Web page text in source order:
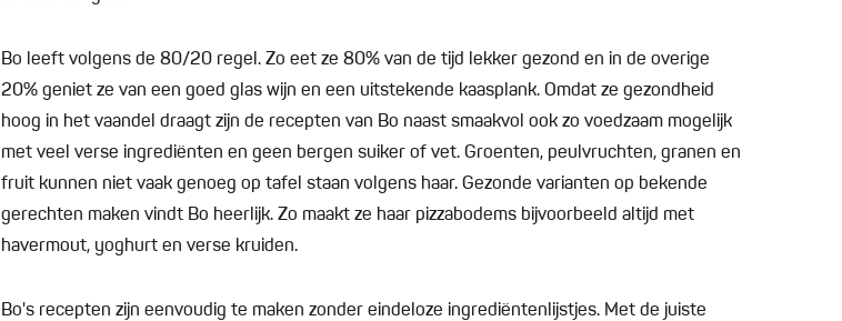
Bo leeft volgens de 80/20 regel. Zo eet ze 80% van de tijd lekker gezond en in de overige
20% geniet ze van een goed glas wijn en een uitstekende kaasplank. Omdat ze gezondheid
hoog in het vaandel draagt zijn de recepten van Bo naast smaakvol ook zo voedzaam mogelijk
met veel verse ingrediënten en geen bergen suiker of vet. Groenten, peulvruchten, granen en
fruit kunnen niet vaak genoeg op tafel staan volgens haar. Gezonde varianten op bekende
gerechten maken vindt Bo heerlijk. Zo maakt ze haar pizzabodems bijvoorbeeld altijd met
havermout, yoghurt en verse kruiden.
Bo's recepten zijn eenvoudig te maken zonder eindeloze ingrediëntenlijstjes. Met de juiste